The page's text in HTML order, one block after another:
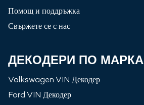
Помощ и поддръжка
Свържете се с нас
ДЕКОДЕРИ ПО МАРКА
Volkswagen VIN Декодер
Ford VIN Декодер